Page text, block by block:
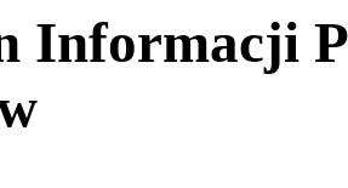
Informacji